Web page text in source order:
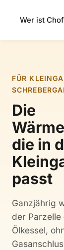
Wer ist
FÜR
Die
die in
passt
Ganzjährig
der
Ölkessel,